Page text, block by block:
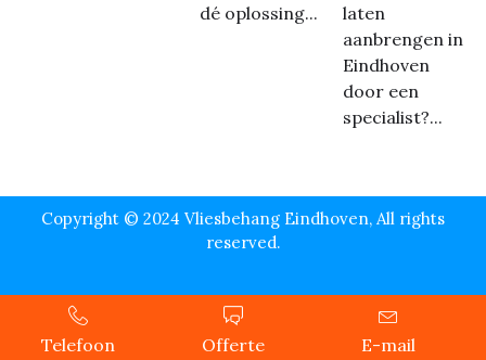
dé oplossing...
laten
aanbrengen in
Eindhoven
door een
specialist?...
Copyright © 2024 Vliesbehang Eindhoven, All rights
reserved.
Telefoon Offerte E-mail